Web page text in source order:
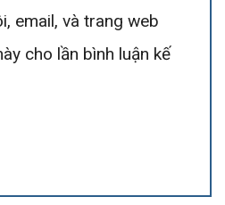
email, và trang web
cho lần bình luận kế